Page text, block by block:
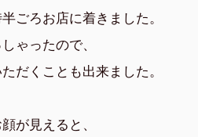
ごろお店に着きました。
ゃったので、
だくことも出来ました。
が見えると、